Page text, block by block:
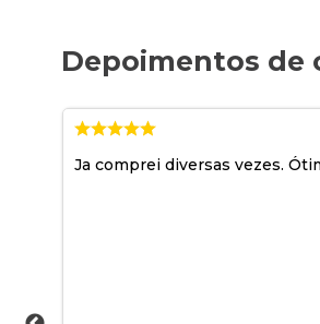
Ja comprei diversas vezes.